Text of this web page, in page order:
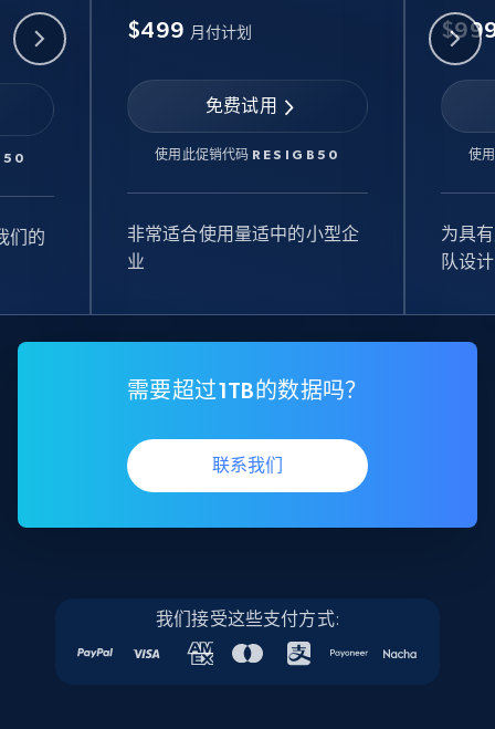
们的
$499 月付计划
免费试用
使用此促销代码 RESIGB50
非常适合使用量适中的小型企
业
使
为具
队设计
需要超过1TB的数据吗？
联系我们
我们接受这些支付方式: